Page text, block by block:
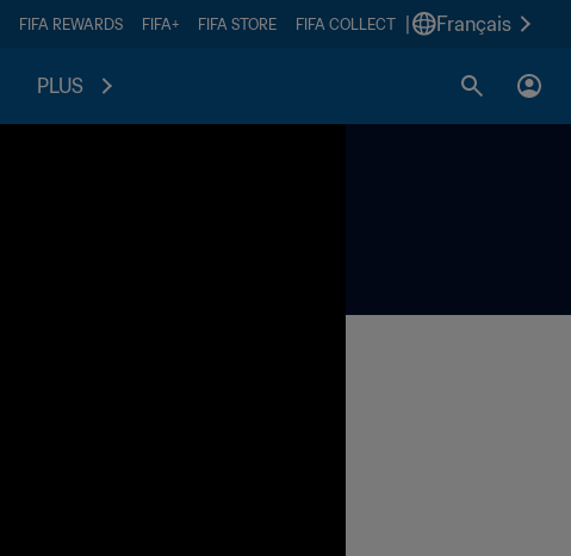
FIFA REWARDS FIFA+ FIFA STORE FIFA COLLECT Français
PLUS